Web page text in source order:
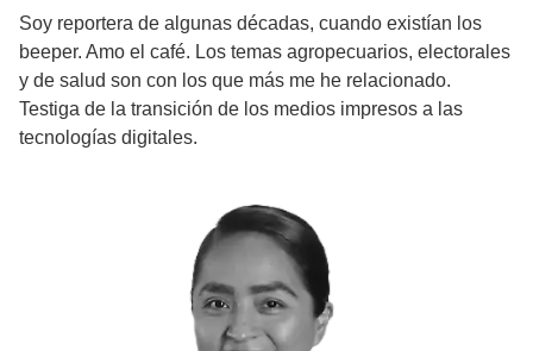
Soy reportera de algunas décadas, cuando existían los
beeper. Amo el café. Los temas agropecuarios, electorales
y de salud son con los que más me he relacionado.
Testiga de la transición de los medios impresos a las
tecnologías digitales.